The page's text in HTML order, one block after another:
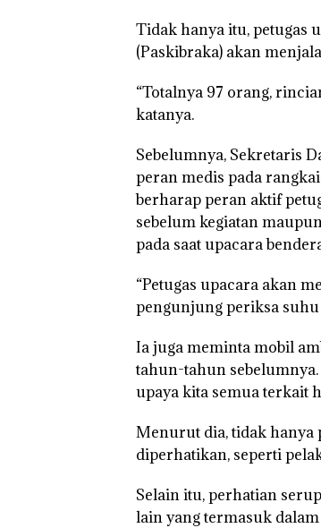
Tidak hanya itu, petugas
(Paskibraka) akan
“Totalnya 97 orang,
katanya.
Sebelumnya, Sekretaris
peran medis pada
berharap peran aktif
sebelum kegiatan
pada saat upacara
“Petugas upacara akan
pengunjung periksa
Ia juga meminta mobil
tahun-tahun
upaya kita semua terkait
Menurut dia, tidak hanya
diperhatikan, seperti
Selain itu, perhatian
lain yang termasuk